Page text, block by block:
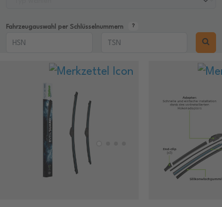
Fahrzeugauswahl per Schlüsselnummern